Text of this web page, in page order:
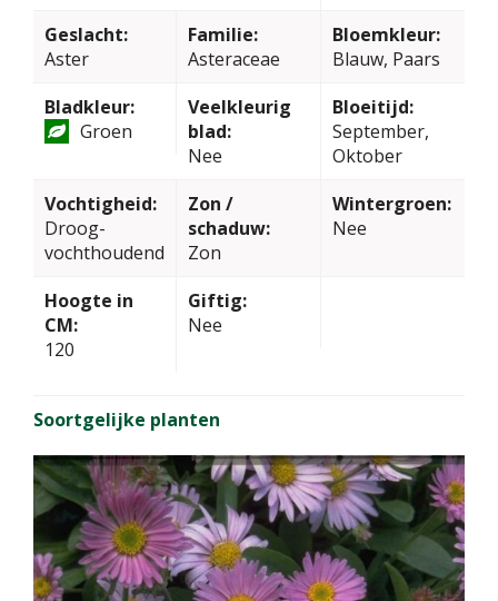
Geslacht:
Aster
Familie:
Asteraceae
Bloemkleur:
Blauw, Paars
Bladkleur:
Groen
Veelkleurig
blad:
Nee
Bloeitijd:
September,
Oktober
Vochtigheid:
Droog-
vochthoudend
Zon /
schaduw:
Zon
Wintergroen:
Nee
Hoogte in
CM:
120
Giftig:
Nee
Soortgelijke planten